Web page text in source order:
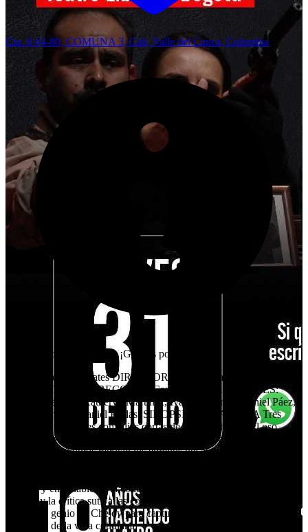
Cra. 6 #4-80, COMUNA 3, Cali, Valle del Cauca, Colombia
Este evento ha finalizado. ¡Gracias por tu interés!
OBRA: Tres Disparates DIRECTOR: Ricardo Camacho
ASISTENTE DE DIRECCIÓN: Carlos Martínez ACTORES:
Jorge Fernández, Katheryn Martínez, Ivana Martínez, Daniel Páez,
Omara Romero, Daniel Rudas. SINOPSIS DE LA OBRA Tres
Disparates reúne tres comedias cortas de Antón Chéjov: El oso,
Pedido de mano y El aniversario. Con humor mordaz y situaciones
absurdas, estas obras retratan los enredos del amor, el orgullo y la
ridículo y entrañable de la condición humana. Unidas por el tono
cómico y la crítica sutil a las convenciones sociales, estas tres obras
reflejan el genio de Chéjov para capturar los pequeños grandes
disparates de la vida cotidiana.